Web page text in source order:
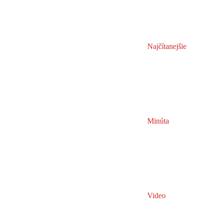
Najčítanejšie
Minúta
Video